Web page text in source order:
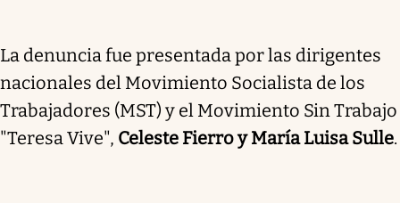
La denuncia fue presentada por las dirigentes
nacionales del Movimiento Socialista de los
Trabajadores (MST) y el Movimiento Sin Trabajo
"Teresa Vive", Celeste Fierro y María Luisa Sulle.